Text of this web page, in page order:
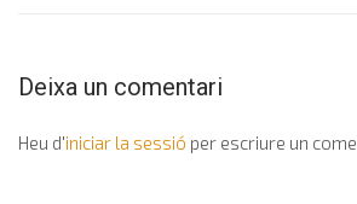
Deixa un comentari
Heu d'iniciar la sessió per escriure un